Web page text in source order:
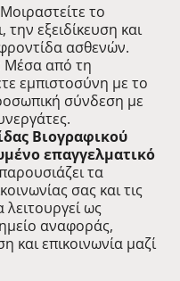
το
την εξειδίκευση και
ασθενών.
Μέσα από τη
εμπιστοσύνη με το
σύνδεση με
Βιογραφικού
επαγγελματικό
τα
σας και τις
λειτουργεί ως
αναφοράς,
και επικοινωνία μαζί